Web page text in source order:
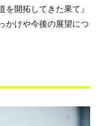
開拓してきた果て』
かけや今後の展望につ